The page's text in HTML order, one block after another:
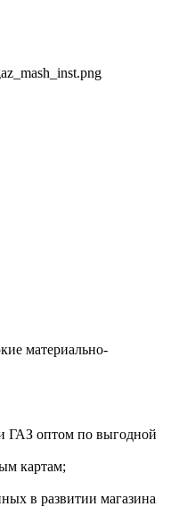
материально-
ГАЗ оптом по выгодной
картам;
в развитии магазина